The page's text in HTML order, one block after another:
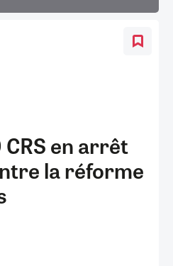
en arrêt
la réforme